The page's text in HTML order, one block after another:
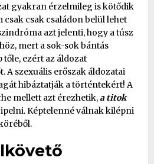
gyakran érzelmileg is kötődik
csak csak családon belül lehet
azt jelenti, hogy a túsz
mert a sok-sok bántás
ezért az áldozat
A szexuális erőszak áldozatai
hibáztatják a történtekért! A
mellett azt érezhetik,a titok
Képtelenné válnak kilépni